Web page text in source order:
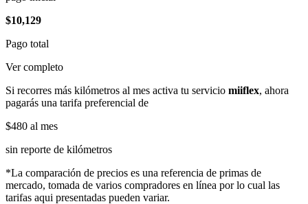
$10,129
Pago total
Ver completo
Si recorres más kilómetros al mes activa tu servicio miiflex, ahora
pagarás una tarifa preferencial de
$480 al mes
sin reporte de kilómetros
*La comparación de precios es una referencia de primas de
mercado, tomada de varios compradores en línea por lo cual las
tarifas aqui presentadas pueden variar.